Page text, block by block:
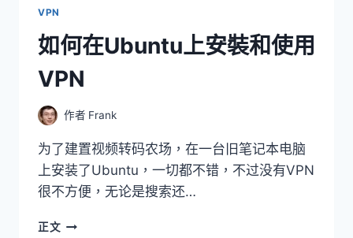
VPN
如何在Ubuntu上安裝和使用
VPN
作者 Frank
为了建置视频转码农场，在一台旧笔记本电脑
上安装了Ubuntu，一切都不错，不过没有VPN
很不方便，无论是搜索还…
正文如